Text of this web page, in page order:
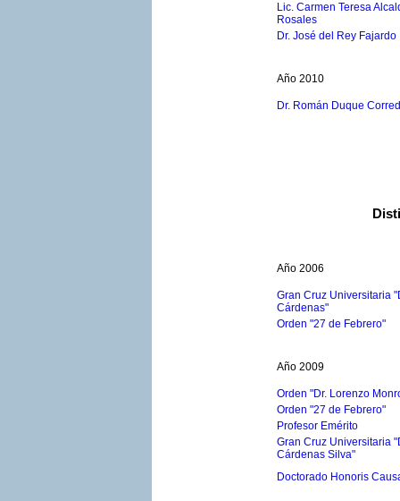
Lic. Carmen Teresa
Rosales
Dr. José del Rey Fajardo
Año 2010
Dr. Román Duque
Año 2006
Gran Cruz Universitaria
Cárdenas"
Orden "27 de Febrero"
Año 2009
Orden "Dr. Lorenzo
Orden "27 de Febrero"
Profesor Emérito
Gran Cruz Universitaria
Cárdenas Silva"
Doctorado Honoris